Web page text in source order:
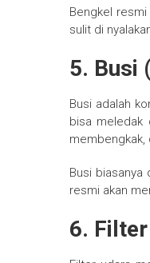
Bengkel
sulit di
5. Busi
Busi adalah
bisa meledak
membengkak,
Busi
resmi akan
6.